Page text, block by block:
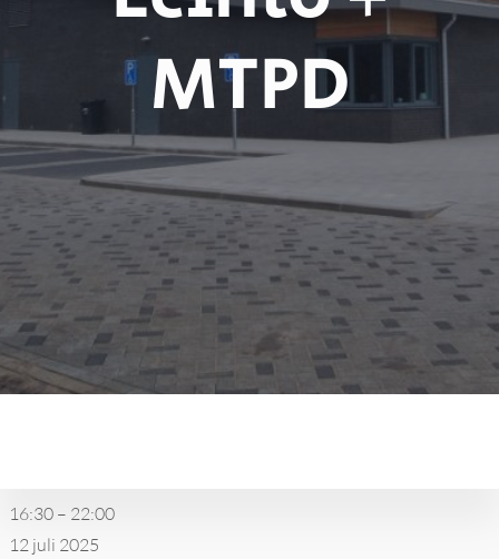
MTPD
MTPD
16:30 – 22:00
12 juli 2025